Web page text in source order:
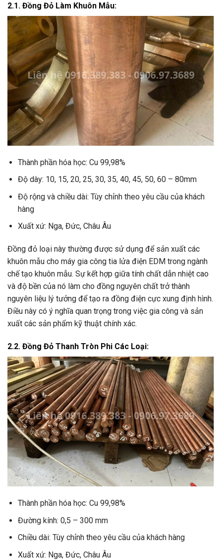
2.1. Đồng Đỏ Làm Khuôn Mẫu:
Thành phần hóa học: Cu 99,98%
Độ dày: 10, 15, 20, 25, 30, 35, 40, 45, 50, 60 – 80mm
Độ rộng và chiều dài: Tùy chỉnh theo yêu cầu của khách
hàng
Xuất xứ: Nga, Đức, Châu Âu
Đồng đỏ loại này thường được sử dụng để sản xuất các
khuôn mẫu cho máy gia công tia lửa điện EDM trong ngành
chế tạo khuôn mẫu. Sự kết hợp giữa tính chất dẫn nhiệt cao
và độ bền của nó làm cho đồng nguyên chất trở thành
nguyên liệu lý tưởng để tạo ra đồng điện cực xung định hình.
Điều này có ý nghĩa quan trọng trong việc gia công và sản
xuất các sản phẩm kỹ thuật chính xác.
2.2. Đồng Đỏ Thanh Tròn Phi Các Loại:
Thành phần hóa học: Cu 99,98%
Đường kính: 0,5 – 300 mm
Chiều dài: Tùy chỉnh theo yêu cầu của khách hàng
Xuất xứ: Nga, Đức, Châu Âu